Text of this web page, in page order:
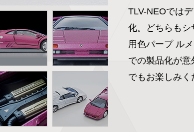
TLV-NEOでは
化。どちらも
用色パープ ル
での製品化が
でもお楽しみく